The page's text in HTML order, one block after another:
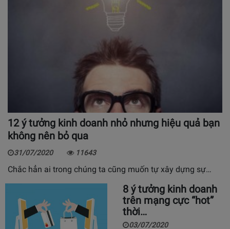
12 ý tưởng kinh doanh nhỏ nhưng hiệu quả bạn
không nên bỏ qua
31/07/2020 11643
Chắc hẳn ai trong chúng ta cũng muốn tự xây dựng sự…
8 ý tưởng kinh doanh
trên mạng cực “hot”
thời…
03/07/2020